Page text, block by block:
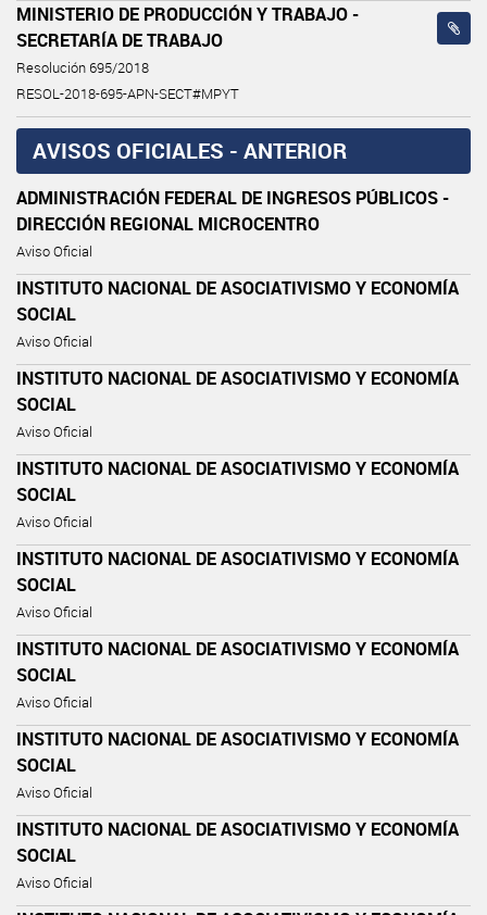
MINISTERIO DE PRODUCCIÓN Y TRABAJO -
SECRETARÍA DE TRABAJO
Resolución 695/2018
RESOL-2018-695-APN-SECT#MPYT
AVISOS OFICIALES - ANTERIOR
ADMINISTRACIÓN FEDERAL DE INGRESOS PÚBLICOS -
DIRECCIÓN REGIONAL MICROCENTRO
Aviso Oficial
INSTITUTO NACIONAL DE ASOCIATIVISMO Y ECONOMÍA
SOCIAL
Aviso Oficial
INSTITUTO NACIONAL DE ASOCIATIVISMO Y ECONOMÍA
SOCIAL
Aviso Oficial
INSTITUTO NACIONAL DE ASOCIATIVISMO Y ECONOMÍA
SOCIAL
Aviso Oficial
INSTITUTO NACIONAL DE ASOCIATIVISMO Y ECONOMÍA
SOCIAL
Aviso Oficial
INSTITUTO NACIONAL DE ASOCIATIVISMO Y ECONOMÍA
SOCIAL
Aviso Oficial
INSTITUTO NACIONAL DE ASOCIATIVISMO Y ECONOMÍA
SOCIAL
Aviso Oficial
INSTITUTO NACIONAL DE ASOCIATIVISMO Y ECONOMÍA
SOCIAL
Aviso Oficial